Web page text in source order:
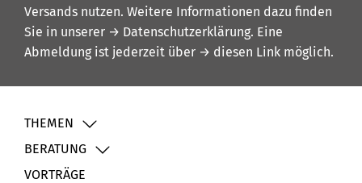
Versands nutzen. Weitere Informationen dazu finden
Sie in unserer → Datenschutzerklärung. Eine
Abmeldung ist jederzeit über → diesen Link möglich.
THEMEN
BERATUNG
VORTRÄGE